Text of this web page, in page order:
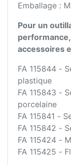
Emballage :
Pour un
accessoires
FA 115844 -
plastique
FA 115843 -
porcelaine
FA 115841 -
FA 115842 -
FA 115424 -
FA 115425 -